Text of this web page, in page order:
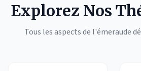
Explorez Nos
Tous les aspects de l'émeraude